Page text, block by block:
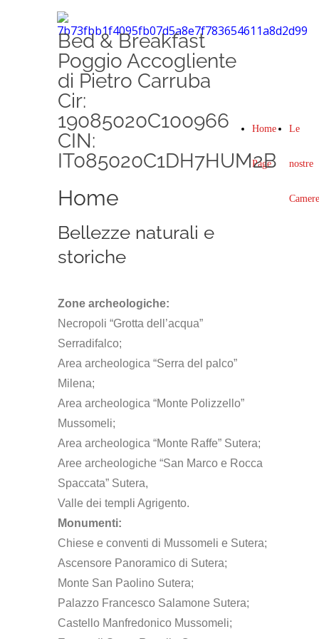
Home
Page
Le
nostre
Camere
Bed & Breakfast
Poggio Accogliente
di Pietro Carruba
Cir:
19085020C100966
CIN:
IT085020C1DH7HUM2B
Home
Bellezze naturali e
storiche
Zone archeologiche:
Necropoli “Grotta dell’acqua”
Serradifalco;
Area archeologica “Serra del palco”
Milena;
Area archeologica “Monte Polizzello”
Mussomeli;
Area archeologica “Monte Raffe” Sutera;
Aree archeologiche “San Marco e Rocca
Spaccata” Sutera,
Valle dei templi Agrigento.
Monumenti:
Chiese e conventi di Mussomeli e Sutera;
Ascensore Panoramico di Sutera;
Monte San Paolino Sutera;
Palazzo Francesco Salamone Sutera;
Castello Manfredonico Mussomeli;